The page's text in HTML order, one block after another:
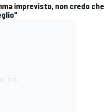
imprevisto, non credo che